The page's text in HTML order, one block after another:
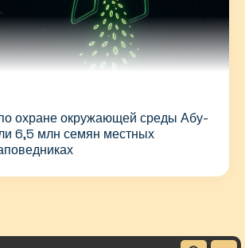
охране окружающей среды Абу-
6,5 млн семян местных